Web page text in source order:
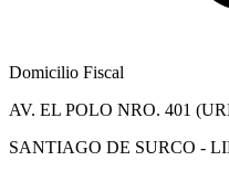
Domicilio Fiscal
AV. EL POLO NRO. 401
SANTIAGO DE SURCO -